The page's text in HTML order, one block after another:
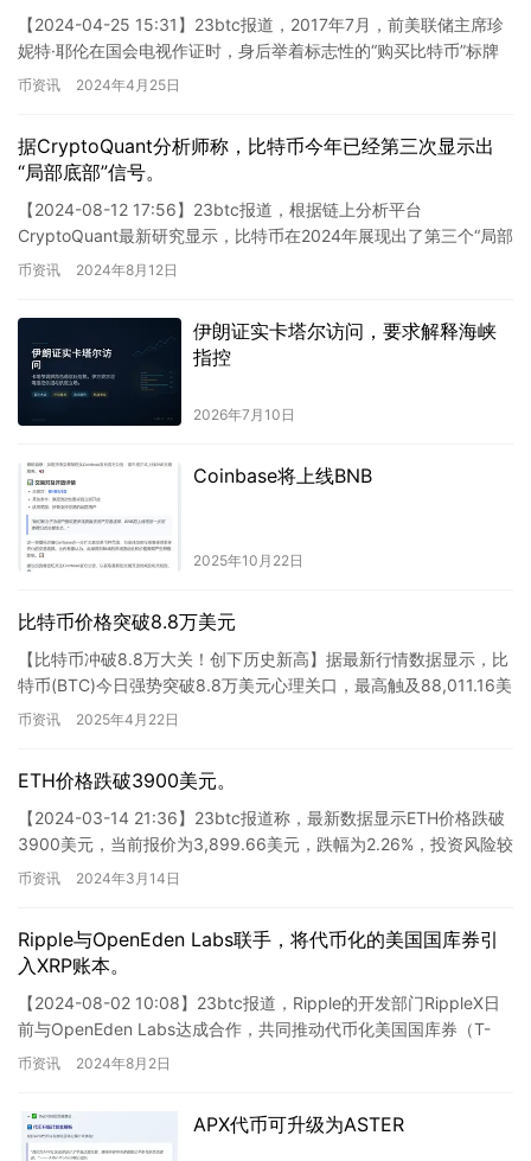
【2024-04-25 15:31】23btc报道，2017年7月，前美联储主席珍
妮特·耶伦在国会电视作证时，身后举着标志性的“购买比特币”标牌
被以16个比特币（约合100多万美元…
币资讯 2024年4月25日
据CryptoQuant分析师称，比特币今年已经第三次显示出
“局部底部”信号。
【2024-08-12 17:56】23btc报道，根据链上分析平台
CryptoQuant最新研究显示，比特币在2024年展现出了第三个“局部
底部”信号。网络价值与交易黄金交叉（N…
币资讯 2024年8月12日
伊朗证实卡塔尔访问，要求解释海峡
指控
2026年7月10日
Coinbase将上线BNB
2025年10月22日
比特币价格突破8.8万美元
【比特币冲破8.8万大关！创下历史新高】据最新行情数据显示，比
特币(BTC)今日强势突破8.8万美元心理关口，最高触及88,011.16美
元价位，再创历史新高。过去24小时内，比特…
币资讯 2025年4月22日
ETH价格跌破3900美元。
【2024-03-14 21:36】23btc报道称，最新数据显示ETH价格跌破
3900美元，当前报价为3,899.66美元，跌幅为2.26%，投资风险较
高，请谨慎操作。 这则新闻…
币资讯 2024年3月14日
Ripple与OpenEden Labs联手，将代币化的美国国库券引
入XRP账本。
【2024-08-02 10:08】23btc报道，Ripple的开发部门RippleX日
前与OpenEden Labs达成合作，共同推动代币化美国国库券（T-
bills）在XRP…
币资讯 2024年8月2日
APX代币可升级为ASTER